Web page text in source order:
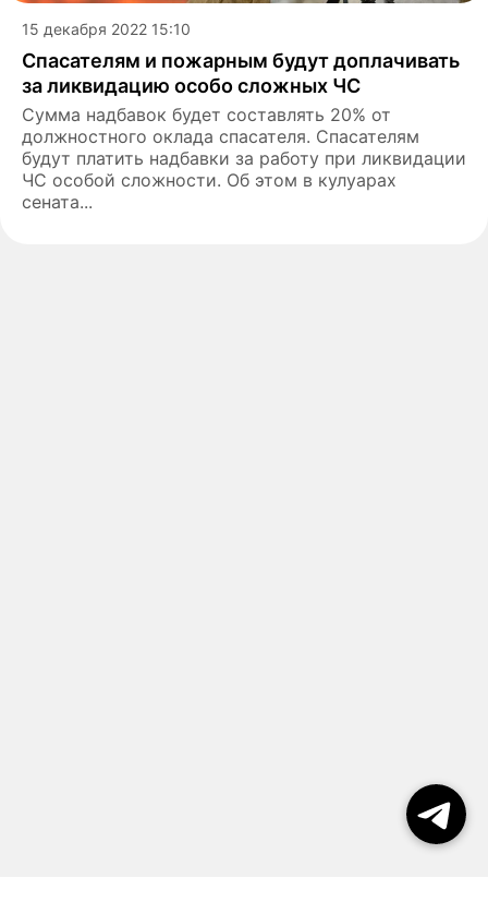
15 декабря 2022 15:10
Спасателям и пожарным будут доплачивать
за ликвидацию особо сложных ЧС
Сумма надбавок будет составлять 20% от
должностного оклада спасателя. Спасателям
будут платить надбавки за работу при ликвидации
ЧС особой сложности. Об этом в кулуарах
сената...